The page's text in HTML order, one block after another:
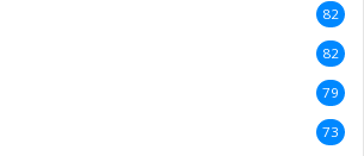
82
82
79
73